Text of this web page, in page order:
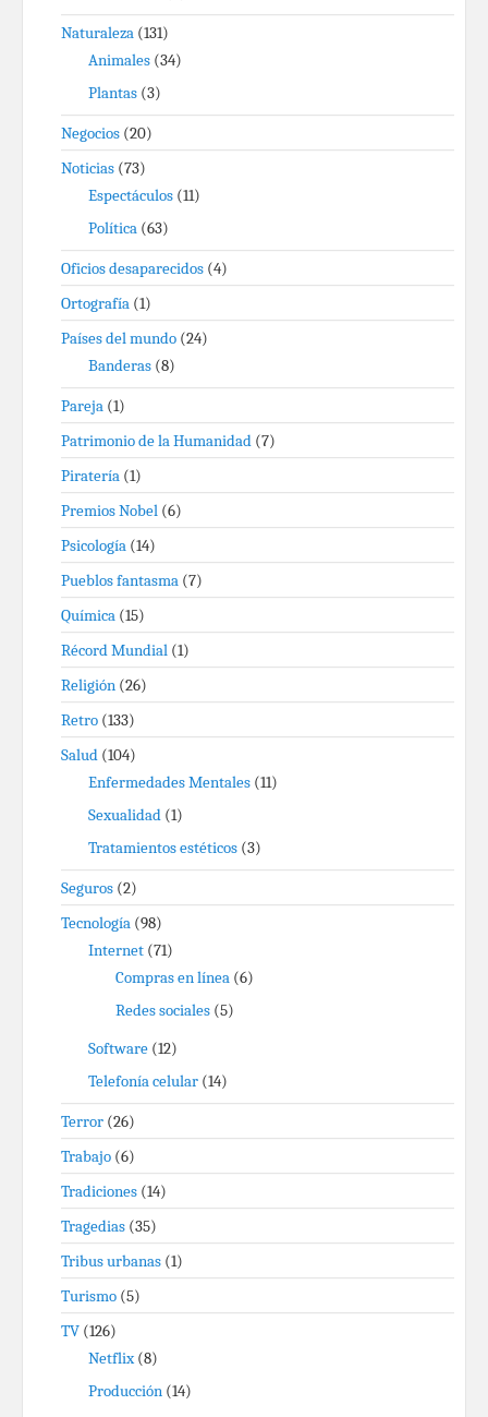
Naturaleza (131)
Animales (34)
Plantas (3)
Negocios (20)
Noticias (73)
Espectáculos (11)
Política (63)
Oficios desaparecidos (4)
Ortografía (1)
Países del mundo (24)
Banderas (8)
Pareja (1)
Patrimonio de la Humanidad (7)
Piratería (1)
Premios Nobel (6)
Psicología (14)
Pueblos fantasma (7)
Química (15)
Récord Mundial (1)
Religión (26)
Retro (133)
Salud (104)
Enfermedades Mentales (11)
Sexualidad (1)
Tratamientos estéticos (3)
Seguros (2)
Tecnología (98)
Internet (71)
Compras en línea (6)
Redes sociales (5)
Software (12)
Telefonía celular (14)
Terror (26)
Trabajo (6)
Tradiciones (14)
Tragedias (35)
Tribus urbanas (1)
Turismo (5)
TV (126)
Netflix(8)
Producción (14)